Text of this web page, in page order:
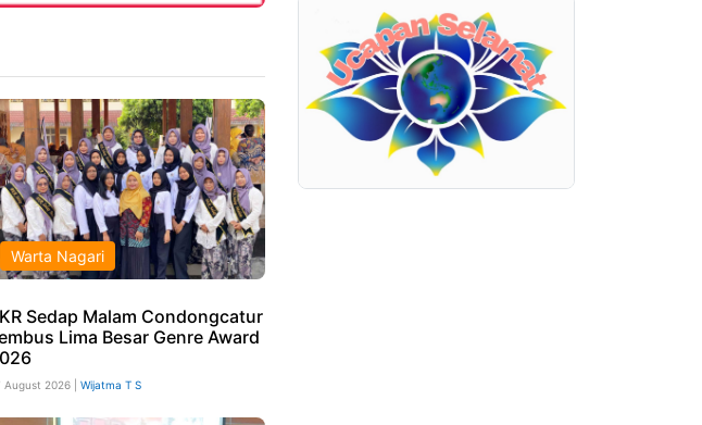
Warta Nagari
Sedap Malam Condongcatur
Lima Besar Genre Award
August 2026 | Wijatma T S